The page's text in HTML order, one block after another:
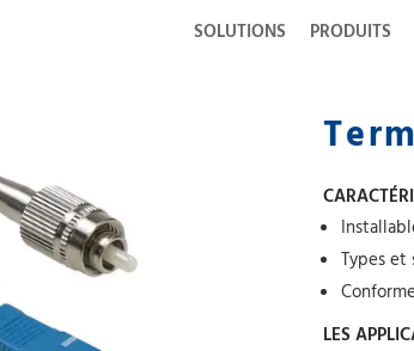
SOLUTIONS PRODUITS
Types
LES